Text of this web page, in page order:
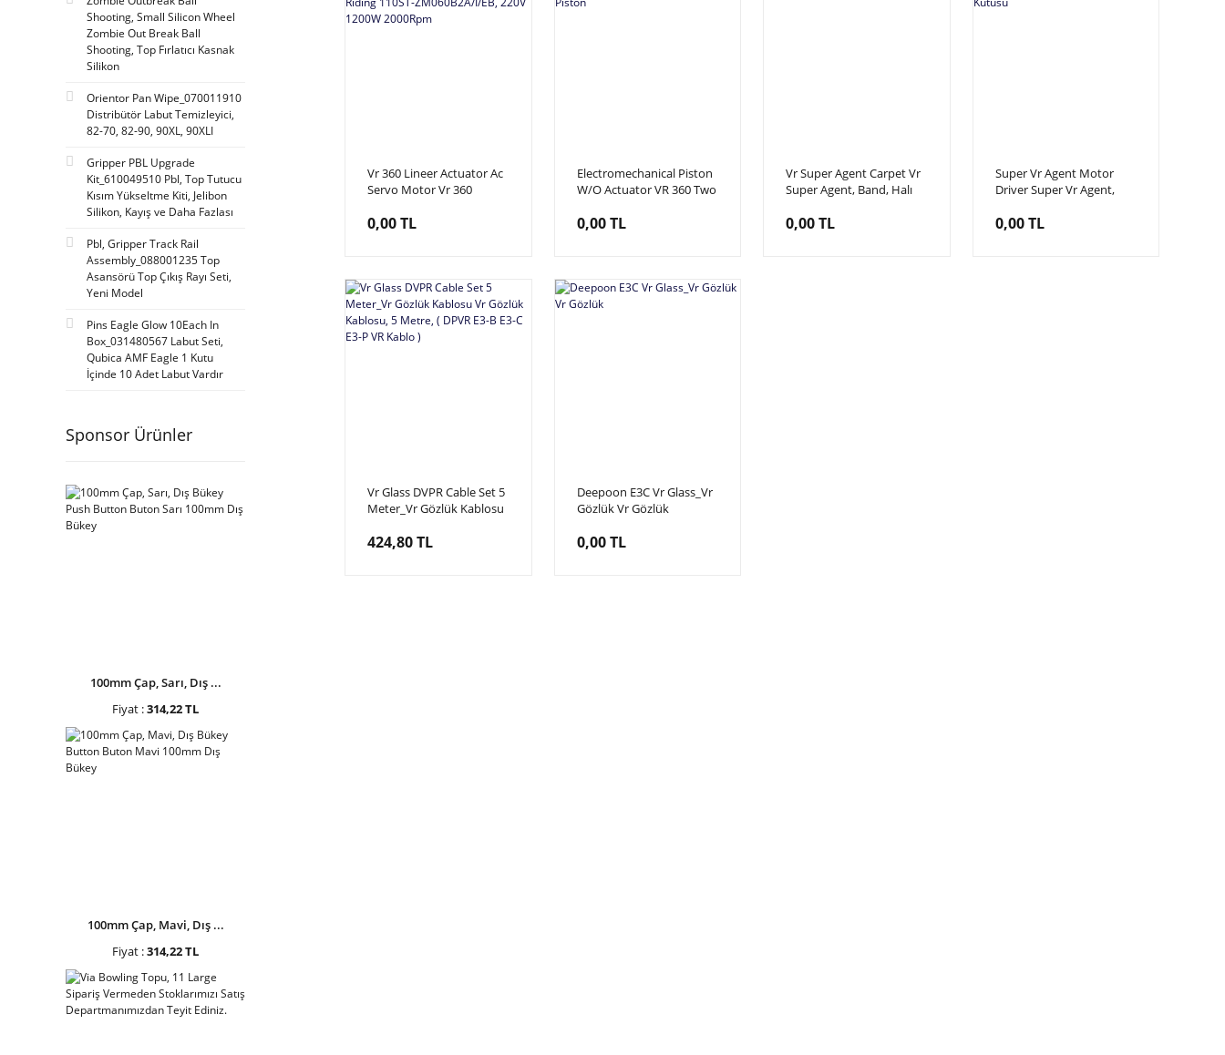
Shooting, Small Silicon Wheel
Zombie Out Break Ball
Shooting, Top Fırlatıcı Kasnak
Silikon
Orientor Pan Wipe_070011910
Distribütör Labut Temizleyici,
82-70, 82-90, 90XL, 90XLI
Gripper PBL Upgrade
Kit_610049510 Pbl, Top Tutucu
Kısım Yükseltme Kiti, Jelibon
Silikon, Kayış ve Daha Fazlası
Pbl, Gripper Track Rail
Assembly_088001235 Top
Asansörü Top Çıkış Rayı Seti,
Yeni Model
Pins Eagle Glow 10Each In
Box_031480567 Labut Seti,
Qubica AMF Eagle 1 Kutu
İçinde 10 Adet Labut Vardır
Sponsor Ürünler
100mm Çap, Sarı, Dış ...
Fiyat :314,22 TL
100mm Çap, Mavi, Dış ...
Fiyat :314,22 TL
Vr 360 Lineer Actuator Ac
Servo Motor Vr 360
110ST-ZM060B2A/I/EB,
0,00 TL
Electromechanical Piston
W/O Actuator VR 360 Two
0,00 TL
Vr Super Agent Carpet Vr
Super Agent, Band, Halı
0,00 TL
Super Vr Agent Motor
Driver Super Vr Agent,
0,00 TL
Vr Glass DVPR Cable Set 5
Meter_Vr Gözlük Kablosu
Metre, ( DPVR E3-B E3-C
424,80 TL
Deepoon E3C Vr Glass_Vr
Gözlük Vr Gözlük
0,00 TL